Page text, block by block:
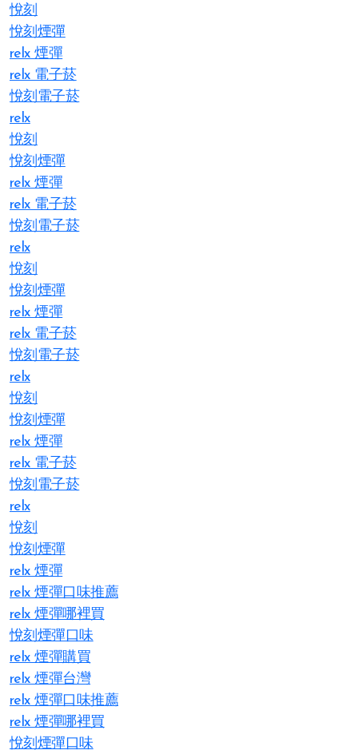
悅刻
悅刻煙彈
relx 煙彈
relx 電子菸
悅刻電子菸
relx
悅刻
悅刻煙彈
relx 煙彈
relx 電子菸
悅刻電子菸
relx
悅刻
悅刻煙彈
relx 煙彈
relx 電子菸
悅刻電子菸
relx
悅刻
悅刻煙彈
relx 煙彈
relx 電子菸
悅刻電子菸
relx
悅刻
悅刻煙彈
relx 煙彈
relx 煙彈口味推薦
relx 煙彈哪裡買
悅刻煙彈口味
relx 煙彈購買
relx 煙彈台灣
relx 煙彈口味推薦
relx 煙彈哪裡買
悅刻煙彈口味